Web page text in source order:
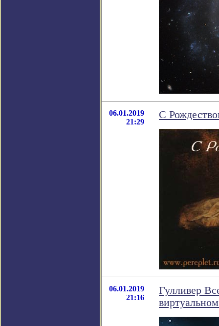
06.01.2019
21:29
С
06.01.2019
21:16
Гулливер